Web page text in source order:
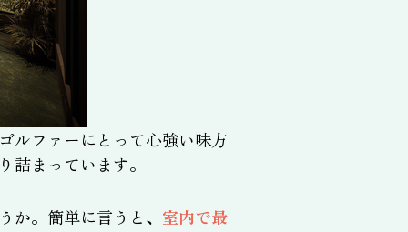
ルファーにとって心強い味方
まっています。
。簡単に言うと、 室内で最